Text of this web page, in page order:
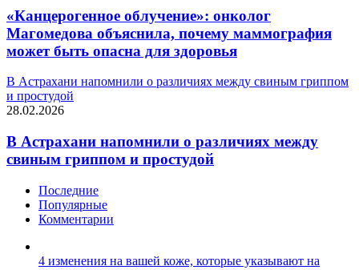
«Канцерогенное облучение»: онколог
Магомедова объяснила, почему маммография
может быть опасна для здоровья
В Астрахани напомнили о различиях между свиным гриппом
и простудой
28.02.2026
В Астрахани напомнили о различиях между
свиным гриппом и простудой
Последние
Популярные
Комментарии
4 изменения на вашей коже, которые указывают на